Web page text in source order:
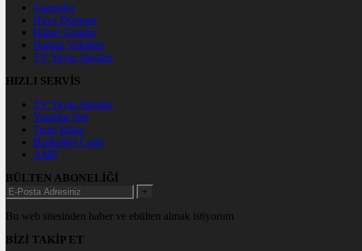
Gazeteler
Hava Durumu
Haber Gönder
Namaz Vakitleri
TV Yayın Akışları
HIZLI SERVİS
TV Yayın Akışları
Yazarlar Site
Tenis İddaa
Basketbol Canlı
AMP
BÜLTEN ABONELİĞİ
+
Bu web sitesinden haber ve ebülten almak istiyorum
BİZİ TAKİP ET